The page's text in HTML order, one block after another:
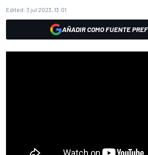
Edited: 3 jul 2023, 13:01
AÑADIR COMO FUENTE